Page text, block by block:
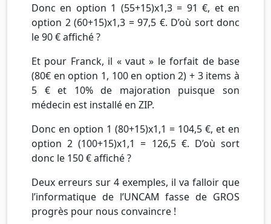
Donc en option 1 (55+15)x1,3 = 91 €, et en
option 2 (60+15)x1,3 = 97,5 €. D’où sort donc
le 90 € affiché ?
Et pour Franck, il « vaut » le forfait de base
(80€ en option 1, 100 en option 2) + 3 items à
5 € et 10% de majoration puisque son
médecin est installé en ZIP.
Donc en option 1 (80+15)x1,1 = 104,5 €, et en
option 2 (100+15)x1,1 = 126,5 €. D’où sort
donc le 150 € affiché ?
Deux erreurs sur 4 exemples, il va falloir que
l’informatique de l’UNCAM fasse de GROS
progrès pour nous convaincre !